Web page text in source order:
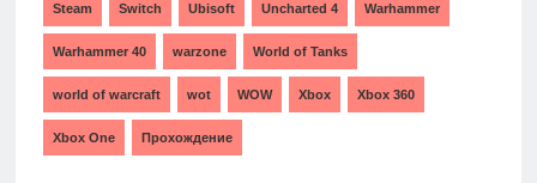
Steam Switch Ubisoft Uncharted 4 Warhammer
Warhammer 40 warzone World of Tanks
world of warcraft wot WOW Xbox Xbox 360
Xbox One Прохождение